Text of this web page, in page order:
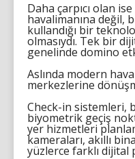
Daha çarpıcı olan
havalimanına değil,
kullandığı bir
olmasıydı. Tek bir
genelinde domino
Aslında modern
merkezlerine
Check-in sistemleri,
biyometrik geçiş
yer hizmetleri
kameraları, akıllı
yüzlerce farklı dijital